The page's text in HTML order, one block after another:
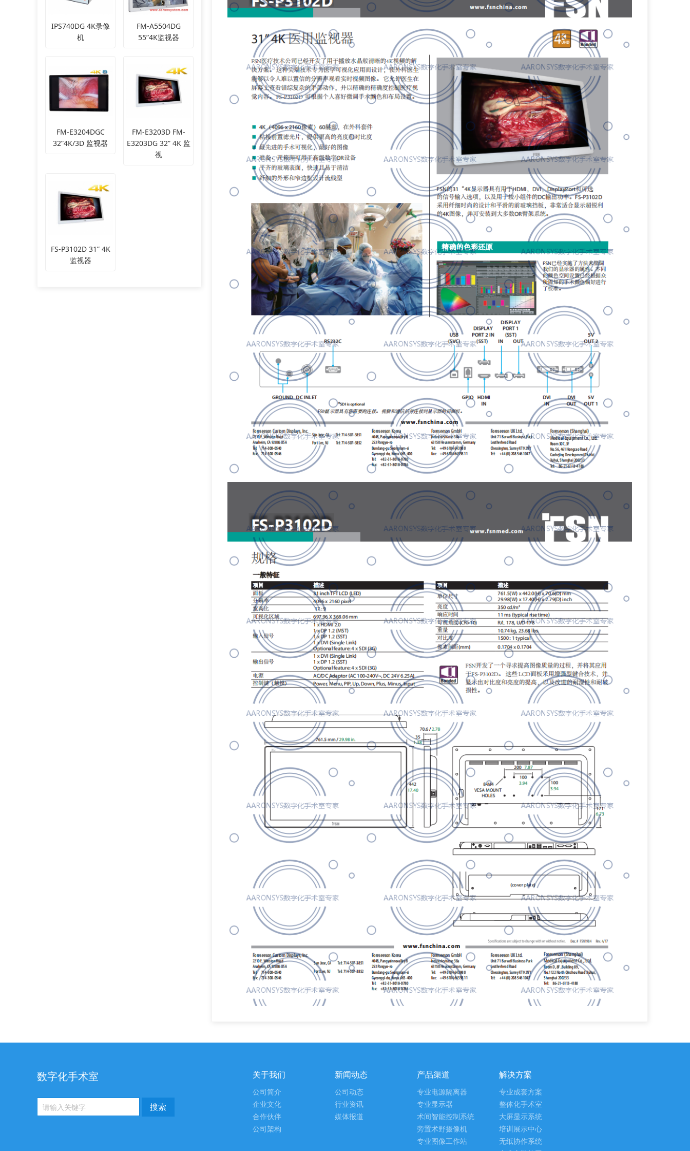
IPS740DG 4K录像
机
FM-A5504DG
55”4K监视器
FM-E3204DGC
32”4K/3D 监视器
FM-E3203D FM-
E3203DG 32” 4K 监
视
FS-P3102D 31” 4K
监视器
数字化手术室 关于我们
公司简介
企业文化
合作伙伴
公司架构
新闻动态
公司动态
行业资讯
媒体报道
产品渠道
专业电源隔离器
专业显示器
术间智能控制系统
旁置术野摄像机
专业图像工作站
解决方案
专业成套方案
整体化手术室
大屏显示系统
培训展示中心
无纸协作系统